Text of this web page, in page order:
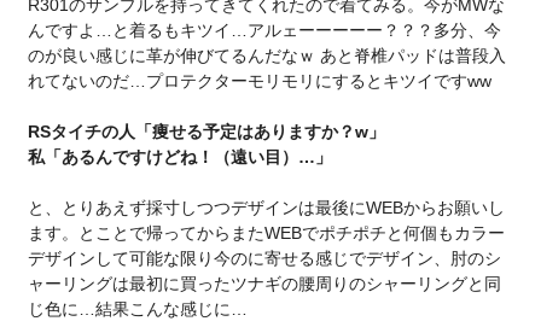
R301のサンプルを持ってきてくれたので着てみる。今がMWな
んですよ…と着るもキツイ…アルェーーーーー？？？多分、今
のが良い感じに革が伸びてるんだなｗ あと脊椎パッドは普段入
れてないのだ…プロテクターモリモリにするとキツイですww
RSタイチの人「痩せる予定はありますか？w」
私「あるんですけどね！（遠い目）…」
と、とりあえず採寸しつつデザインは最後にWEBからお願いし
ます。とことで帰ってからまたWEBでポチポチと何個もカラー
デザインして可能な限り今のに寄せる感じでデザイン、肘のシ
ャーリングは最初に買ったツナギの腰周りのシャーリングと同
じ色に…結果こんな感じに…